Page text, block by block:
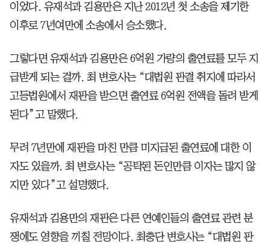
이었다. 유재석과 김용만은 지난 2012년 첫 소송을 제기한
이후로 7년여만에 소송에서 승소했다.
그렇다면 유재석과 김용만은 6억원 가량의 출연료를 모두 지
급받게 되는 걸까. 최 변호사는 “대법원 판결 취지에 따라서
고등법원에서 재판을 받으면 출연료 6억원 전액을 돌려 받게
된다”고 말했다.
무려 7년만에 재판을 마친 만큼 미지급된 출연료에 대한 이
자도 있을까. 최 변호사는 “공탁된 돈인만큼 이자는 많지 않
지만 있다”고 설명했다.
유재석과 김용만의 재판은 다른 연예인들의 출연료 관련 분
쟁에도 영향을 끼칠 전망이다. 최충단 변호사는 “대법원 판